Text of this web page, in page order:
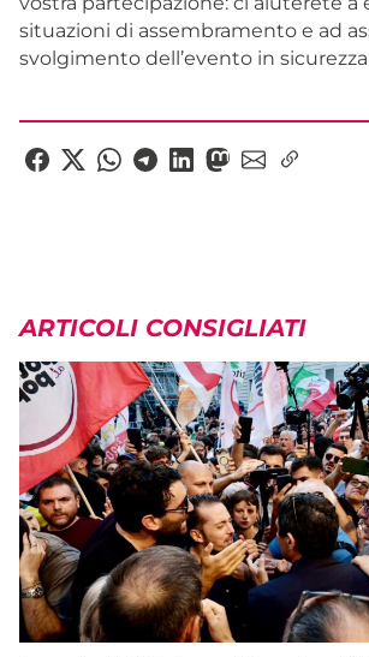
situazioni di assembramento e ad
svolgimento dell’evento in
ARTICOLI CONSIGLIATI